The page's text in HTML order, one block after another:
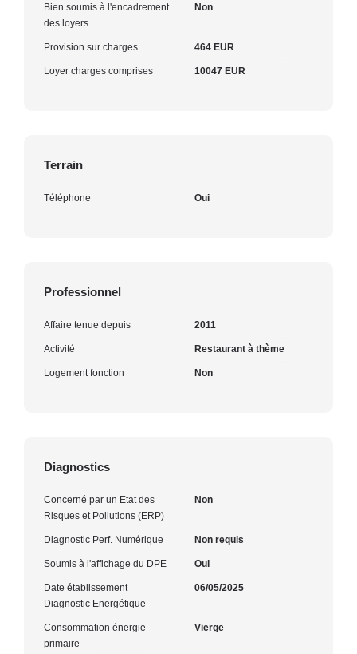
Bien soumis à l'encadrement
des loyers
Non
Provision sur charges 464 EUR
Loyer charges comprises 10047 EUR
Terrain
Téléphone Oui
Professionnel
Affaire tenue depuis 2011
Activité Restaurant à thème
Logement fonction Non
Diagnostics
Concerné par un Etat des
Risques et Pollutions (ERP)
Non
Diagnostic Perf. Numérique Non requis
Soumis à l'affichage du DPE Oui
Date établissement
Diagnostic Energétique
06/05/2025
Consommation énergie
primaire
Vierge